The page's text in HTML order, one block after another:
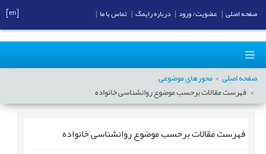
صفحه اصلی
محورهای موضوعی
فهرست مقالات برحسب موضوعروانشناسی خانواده
فهرست مقالات برحسب موضوعروانشناسی خانواده
صفحه اصلی عضویت/ ورود درباره رایمگ تماس با ما